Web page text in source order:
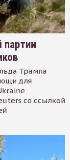
партии
Трампа
для
со ссылкой